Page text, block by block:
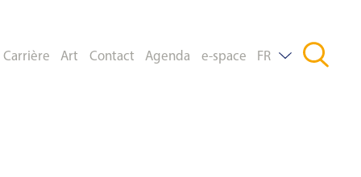
Carrière Art Contact Agenda e-space FR